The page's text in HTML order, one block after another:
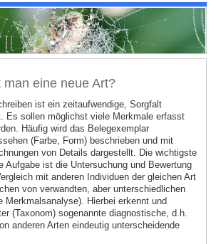
eine neue Art?
ist ein zeitaufwendige, Sorgfalt
Es sollen möglichst viele Merkmale erfasst
Häufig wird das Belegexemplar
(Farbe, Form) beschrieben und mit
von Details dargestellt. Die wichtigste
Aufgabe ist die Untersuchung und Bewertung
mit anderen Individuen der gleichen Art
von verwandten, aber unterschiedlichen
Merkmalsanalyse). Hierbei erkennt und
(Taxonom) sogenannte diagnostische, d.h.
anderen Arten eindeutig unterscheidende